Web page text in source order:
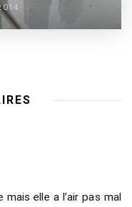
elle a l’air pas mal